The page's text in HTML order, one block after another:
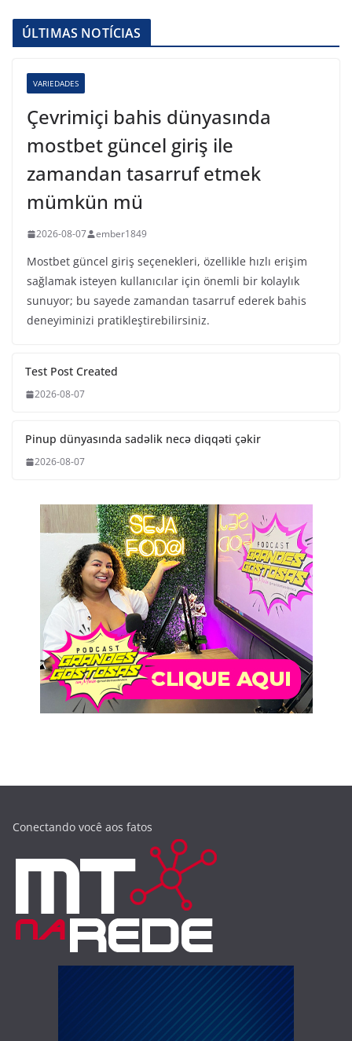
ÚLTIMAS NOTÍCIAS
VARIEDADES
Çevrimiçi bahis dünyasında
mostbet güncel giriş ile
zamandan tasarruf etmek
mümkün mü
2026-08-07 ember1849
Mostbet güncel giriş seçenekleri, özellikle hızlı erişim
sağlamak isteyen kullanıcılar için önemli bir kolaylık
sunuyor; bu sayede zamandan tasarruf ederek bahis
deneyiminizi pratikleştirebilirsiniz.
Test Post Created
2026-08-07
Pinup dünyasında sadəlik necə diqqəti çəkir
2026-08-07
Conectando você aos fatos